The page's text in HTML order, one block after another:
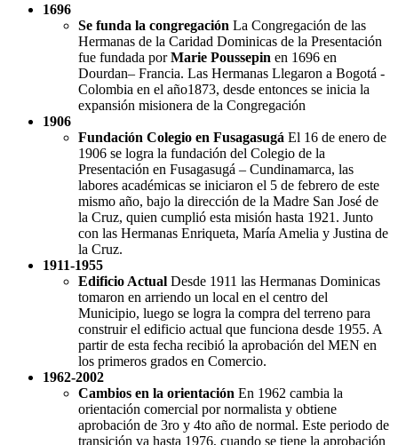
1696
Se funda la congregación La Congregación de las
Hermanas de la Caridad Dominicas de la Presentación
fue fundada porMarie Poussepin en 1696 en
Dourdan– Francia. Las Hermanas Llegaron a Bogotá -
Colombia en el año1873, desde entonces se inicia la
expansión misionera de la Congregación
1906
Fundación Colegio en Fusagasugá El 16 de enero de
1906 se logra la fundación del Colegio de la
Presentación en Fusagasugá – Cundinamarca, las
labores académicas se iniciaron el 5 de febrero de este
mismo año, bajo la dirección de la Madre San José de
la Cruz, quien cumplió esta misión hasta 1921. Junto
con las Hermanas Enriqueta, María Amelia y Justina de
la Cruz.
1911-1955
Edificio Actual Desde 1911 las Hermanas Dominicas
tomaron en arriendo un local en el centro del
Municipio, luego se logra la compra del terreno para
construir el edificio actual que funciona desde 1955. A
partir de esta fecha recibió la aprobación del MEN en
los primeros grados en Comercio.
1962-2002
Cambios en la orientación En 1962 cambia la
orientación comercial por normalista y obtiene
aprobación de 3ro y 4to año de normal. Este periodo de
transición va hasta 1976, cuando se tiene la aprobación